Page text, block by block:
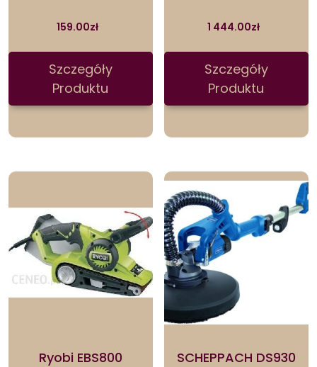
159.00zł
Szczegóły
Produktu
1 444.00zł
Szczegóły
Produktu
Ryobi EBS800 SCHEPPACH DS930